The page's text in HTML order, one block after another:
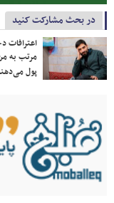
در بحث مشارکت کنید
اعترافات
مرتب به
پول